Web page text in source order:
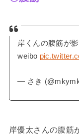
岸くんの腹筋が
weibo
— さき
岸優太さんの腹筋